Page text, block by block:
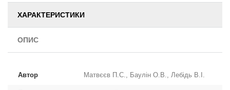
ХАРАКТЕРИСТИКИ
ОПИС
Автор Матвєєв П.С., Баулін О.В., Лебідь В.І.